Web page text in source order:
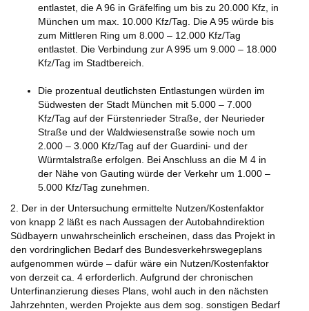
entlastet, die A 96 in Gräfelfing um bis zu 20.000 Kfz, in
München um max. 10.000 Kfz/Tag. Die A 95 würde bis
zum Mittleren Ring um 8.000 – 12.000 Kfz/Tag
entlastet. Die Verbindung zur A 995 um 9.000 – 18.000
Kfz/Tag im Stadtbereich.
Die prozentual deutlichsten Entlastungen würden im
Südwesten der Stadt München mit 5.000 – 7.000
Kfz/Tag auf der Fürstenrieder Straße, der Neurieder
Straße und der Waldwiesenstraße sowie noch um
2.000 – 3.000 Kfz/Tag auf der Guardini- und der
Würmtalstraße erfolgen. Bei Anschluss an die M 4 in
der Nähe von Gauting würde der Verkehr um 1.000 –
5.000 Kfz/Tag zunehmen.
2. Der in der Untersuchung ermittelte Nutzen/Kostenfaktor
von knapp 2 läßt es nach Aussagen der Autobahndirektion
Südbayern unwahrscheinlich erscheinen, dass das Projekt in
den vordringlichen Bedarf des Bundesverkehrswegeplans
aufgenommen würde – dafür wäre ein Nutzen/Kostenfaktor
von derzeit ca. 4 erforderlich. Aufgrund der chronischen
Unterfinanzierung dieses Plans, wohl auch in den nächsten
Jahrzehnten, werden Projekte aus dem sog. sonstigen Bedarf